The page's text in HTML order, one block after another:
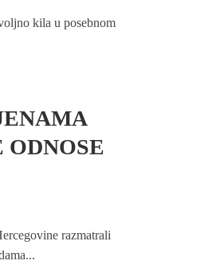
kila u posebnom
razmatrali